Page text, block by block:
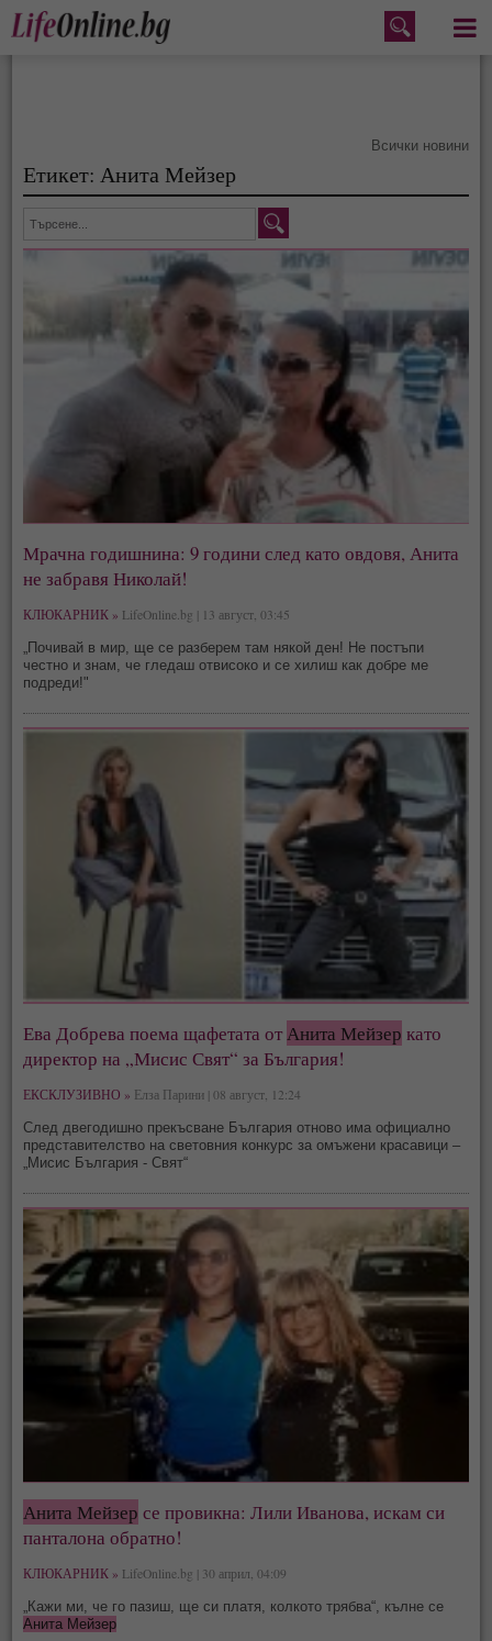
Меню
Всички новини
Етикет: Анита Мейзер
Мрачна годишнина: 9 години след като овдовя, Анита
не забравя Николай!
КЛЮКАРНИК » LifeOnline.bg | 13 август, 03:45
„Почивай в мир, ще се разберем там някой ден! Не постъпи
честно и знам, че гледаш отвисоко и се хилиш как добре ме
подреди!"
Ева Добрева поема щафетата отАнита Мейзер като
директор на „Мисис Свят“ за България!
ЕКСКЛУЗИВНО » Елза Парини | 08 август, 12:24
След двегодишно прекъсване България отново има официално
представителство на световния конкурс за омъжени красавици –
„Мисис България - Свят“
Анита Мейзер се провикна: Лили Иванова, искам си
панталона обратно!
КЛЮКАРНИК » LifeOnline.bg | 30 април, 04:09
„Кажи ми, че го пазиш, ще си платя, колкото трябва“, кълне се
Анита Мейзер